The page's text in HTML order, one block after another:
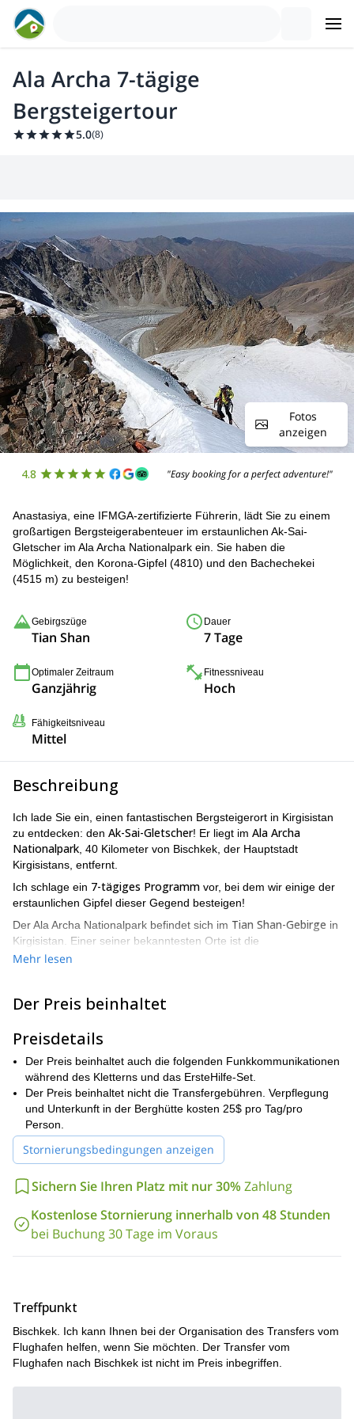
Ala Archa 7-tägige
Bergsteigertour
5.0(8)
Fotos
anzeigen
4.8 "Easy booking for a perfect adventure!"
Anastasiya, eine IFMGA-zertifizierte Führerin, lädt Sie zu einem
großartigen Bergsteigerabenteuer im erstaunlichen Ak-Sai-
Gletscher im Ala Archa Nationalpark ein. Sie haben die
Möglichkeit, den Korona-Gipfel (4810) und den Bachechekei
(4515 m) zu besteigen!
Gebirgszüge
Tian Shan
Dauer
7 Tage
Optimaler Zeitraum
Ganzjährig
Fitnessniveau
Hoch
Fähigkeitsniveau
Mittel
Beschreibung
Ich lade Sie ein, einen fantastischen Bergsteigerort in Kirgisistan
zu entdecken: den Ak-Sai-Gletscher! Er liegt im Ala Archa
Nationalpark , 40 Kilometer von Bischkek, der Hauptstadt
Kirgisistans, entfernt.
Ich schlage ein 7-tägiges Programm vor, bei dem wir einige der
erstaunlichen Gipfel dieser Gegend besteigen!
Der Ala Archa Nationalpark befindet sich im Tian Shan-Gebirge in
Kirgisistan. Einer seiner bekanntesten Orte ist die
beeindruckende Schlucht des Ala Archa Flusses.
Optionen für alle Niveaus, von Anfängern bis zu erfahrenen
Auch der Ak-Sai-Eisfall ist ein perfekter Ort für Eiskletterkurse.
Nach nur 30 Minuten zu Fuß finden wir verschiedene Eisrouten
für die Kurse. Dort finden wir Eisfälle für jedes Niveau, sowohl für
Eiskletteranfänger als auch für erfahrenere Kletterer. 3 Stunden
Fußweg von der Ak-Sai-Hütte entfernt finden wir weitere
Eisrouten, von 5 bis 16 Seillängen.
Wir treffen uns in Bischkek. Bevor wir einige Gipfel besteigen,
werde ich Ihnen ein Eisklettertraining geben.
Fähigkeiten wird es 1 oder 2 Tage dauern und die folgenden
Themen abdecken:
Eiskletter- und Eiskletterwerkzeugtechnik
Führungs- und Nachstiegstechnik
Wie man sich auf Eisgelände bewegt, während man klettert
Mehr lesen
Der Preis beinhaltet
Preisdetails
Der Preis beinhaltet auch die folgenden Funkkommunikationen
während des Kletterns und das ErsteHilfe-Set.
Der Preis beinhaltet nicht die Transfergebühren. Verpflegung
und Unterkunft in der Berghütte kosten 25$ pro Tag/pro
Person.
Stornierungsbedingungen anzeigen
Sichern Sie Ihren Platz mit nur 30%Zahlung
Kostenlose Stornierung innerhalb von 48 Stunden
bei Buchung 30 Tage im Voraus
Treffpunkt
Bischkek. Ich kann Ihnen bei der Organisation des Transfers vom
Flughafen helfen, wenn Sie möchten. Der Transfer vom
Flughafen nach Bischkek ist nicht im Preis inbegriffen.